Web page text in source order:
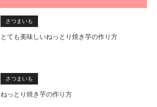
さつまいも
とても美味しいねっとり焼き芋の作り方
さつまいも
ねっとり焼き芋の作り方